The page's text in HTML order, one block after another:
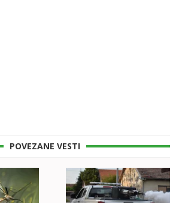
POVEZANE VESTI